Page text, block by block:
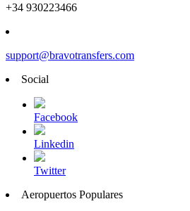
+34 930223466
support@bravotransfers.com
Social
Facebook
Linkedin
Twitter
Aeropuertos Populares